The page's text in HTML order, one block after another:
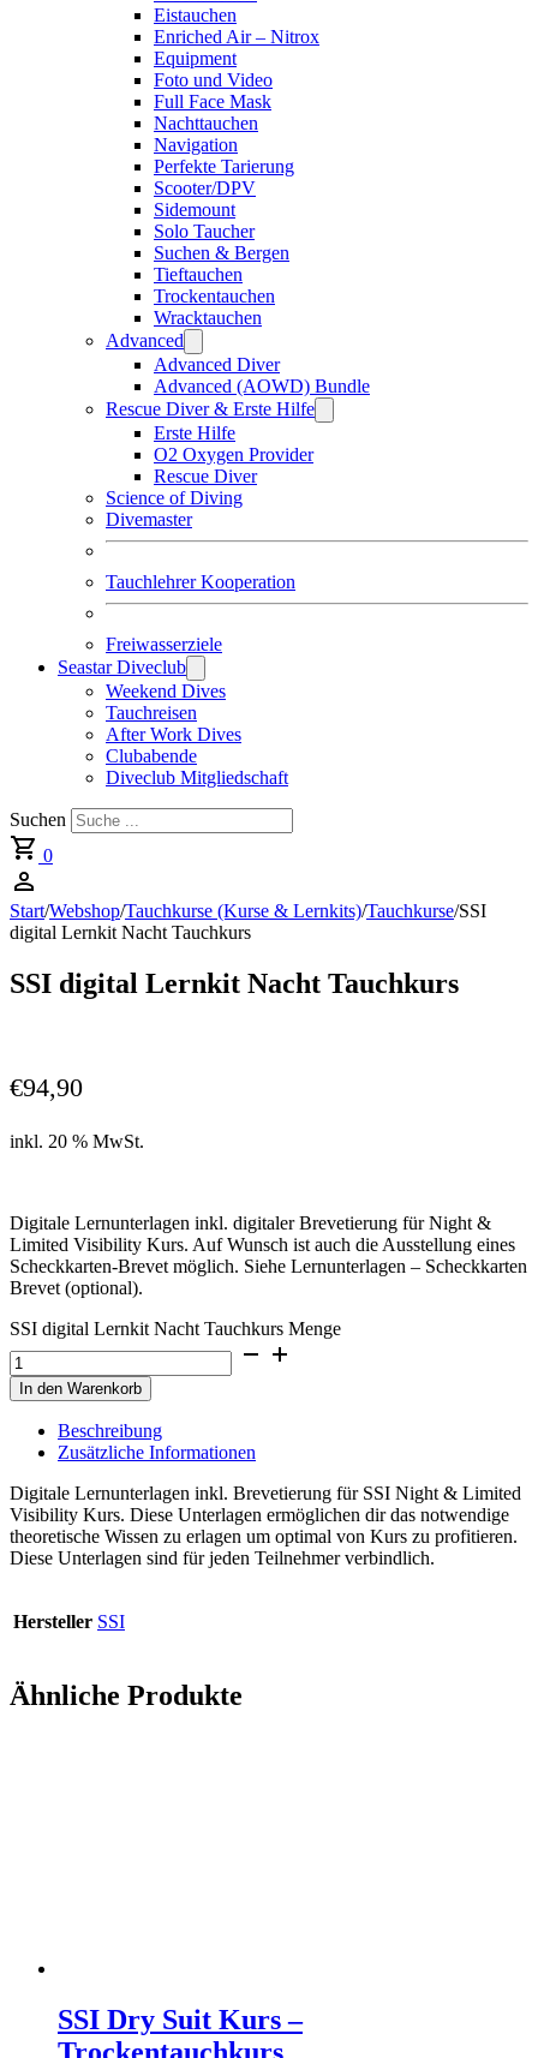
Eistauchen
Enriched Air – Nitrox
Equipment
Foto und Video
Full Face Mask
Nachttauchen
Navigation
Perfekte Tarierung
Scooter/DPV
Sidemount
Solo Taucher
Suchen & Bergen
Tieftauchen
Trockentauchen
Wracktauchen
Advanced
Advanced Diver
Advanced (AOWD) Bundle
Rescue Diver & Erste Hilfe
Erste Hilfe
O2 Oxygen Provider
Rescue Diver
Science of Diving
Divemaster
Tauchlehrer Kooperation
Freiwasserziele
Seastar Diveclub
Weekend Dives
Tauchreisen
After Work Dives
Clubabende
Diveclub Mitgliedschaft
Suchen
0
Start/Webshop/Tauchkurse (Kurse & Lernkits)/Tauchkurse/SSI
digital Lernkit Nacht Tauchkurs
SSI digital Lernkit Nacht Tauchkurs
€94,90
inkl. 20 % MwSt.
Digitale Lernunterlagen inkl. digitaler Brevetierung für Night &
Limited Visibility Kurs. Auf Wunsch ist auch die Ausstellung eines
Scheckkarten-Brevet möglich. Siehe Lernunterlagen – Scheckkarten
Brevet (optional).
SSI digital Lernkit Nacht Tauchkurs Menge
In den Warenkorb
Beschreibung
Zusätzliche Informationen
Digitale Lernunterlagen inkl. Brevetierung für SSI Night & Limited
Visibility Kurs. Diese Unterlagen ermöglichen dir das notwendige
theoretische Wissen zu erlagen um optimal von Kurs zu profitieren.
Diese Unterlagen sind für jeden Teilnehmer verbindlich.
Hersteller SSI
Ähnliche Produkte
SSI Dry Suit Kurs –